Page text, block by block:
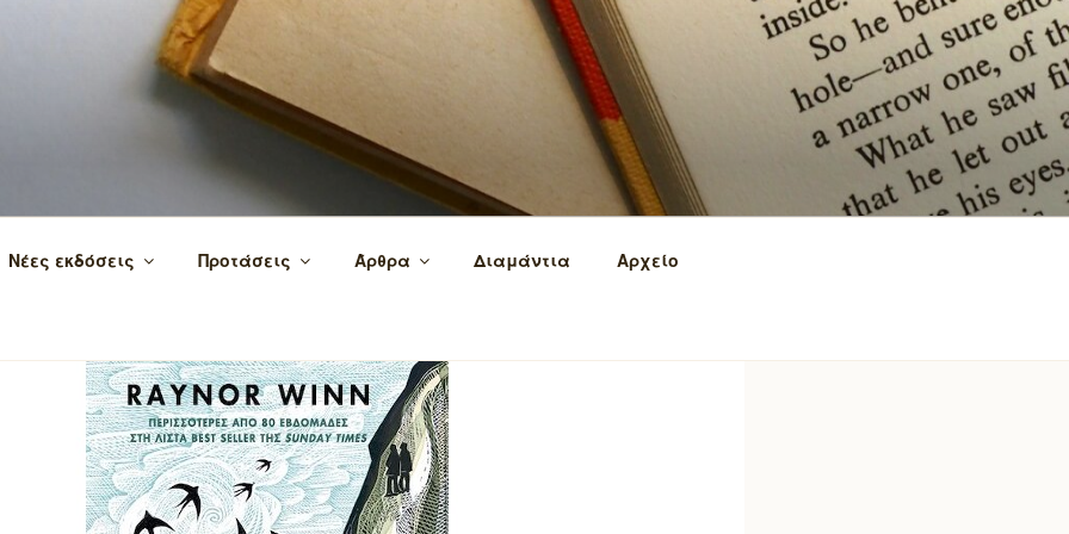
τα βιβλία και τη γνώση!
Νέες εκδόσεις Προτάσεις Άρθρα Διαμάντια Αρχείο